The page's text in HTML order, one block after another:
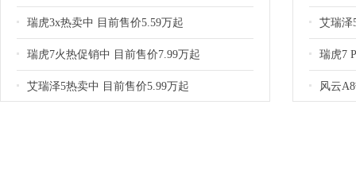
瑞虎3x热卖中 目前售价5.59万起
瑞虎7火热促销中 目前售价7.99万起
艾瑞泽5热卖中 目前售价5.99万起
艾瑞泽
瑞虎7
风云